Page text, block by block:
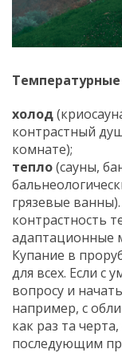
холод
контрастный
комнате);
тепло(сауны,
грязевые
контрастность
адаптационные
Купание в
для всех. Если с
вопросу и
например, с
как раз та
последующим